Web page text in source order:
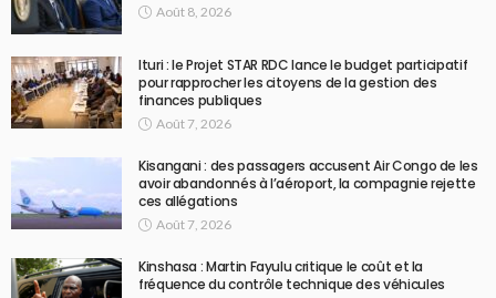
Août 8, 2026
Ituri : le Projet STAR RDC lance le budget participatif
pour rapprocher les citoyens de la gestion des
finances publiques
Août 7, 2026
Kisangani : des passagers accusent Air Congo de les
avoir abandonnés à l’aéroport, la compagnie rejette
ces allégations
Août 7, 2026
Kinshasa : Martin Fayulu critique le coût et la
fréquence du contrôle technique des véhicules